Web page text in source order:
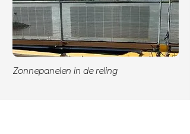
Zonnepanelen in de reling